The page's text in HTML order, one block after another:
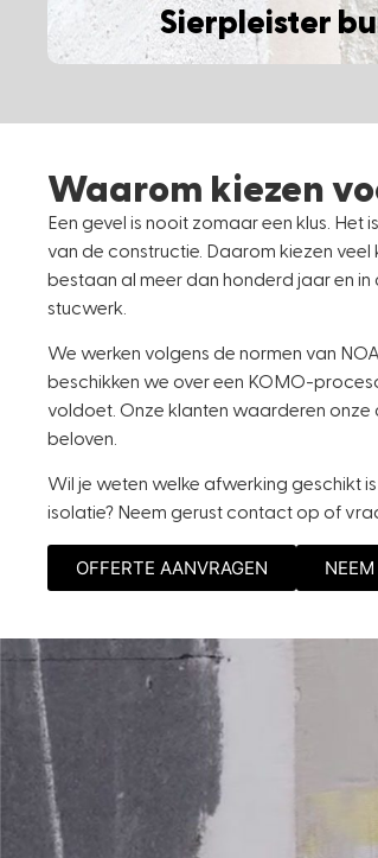
Sierpleister
Waarom kiezen
Een gevel is nooit zomaar een klus.
van de constructie. Daarom kiezen
bestaan al meer dan honderd jaar en
stucwerk.
We werken volgens de normen van
beschikken we over een KOMO-
voldoet. Onze klanten waarderen onze
beloven.
Wil je weten welke afwerking geschikt
isolatie? Neem gerust contact op of
OFFERTE AANVRAGEN